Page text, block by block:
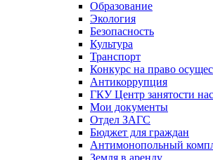
Образование
Экология
Безопасность
Культура
Транспорт
Конкурс на право
Антикоррупция
ГКУ Центр занятости
Мои документы
Отдел ЗАГС
Бюджет для граждан
Антимонопольный
Земля в аренду